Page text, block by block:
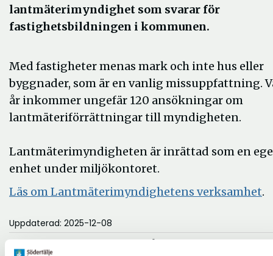
lantmäterimyndighet som svarar för
fastighetsbildningen i kommunen.
Med fastigheter menas mark och inte hus eller
byggnader, som är en vanlig missuppfattning.
år inkommer ungefär 120 ansökningar om
lantmäteriförrättningar till myndigheten.
Lantmäterimyndigheten är inrättad som en
enhet under miljökontoret.
Läs om Lantmäterimyndighetens verksamhet.
Uppdaterad: 2025-12-08
Blev du hjälpt av informationen på den här sidan?